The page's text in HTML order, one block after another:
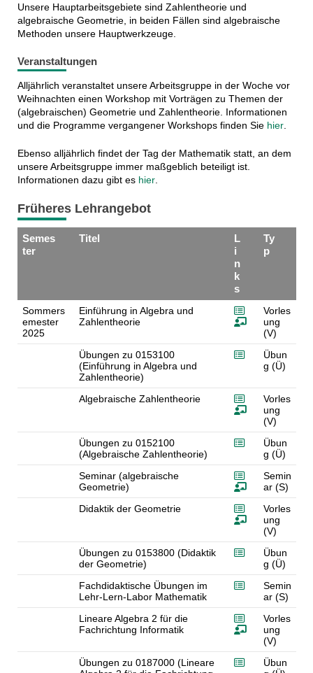
Unsere Hauptarbeitsgebiete sind Zahlentheorie und
algebraische Geometrie, in beiden Fällen sind algebraische
Methoden unsere Hauptwerkzeuge.
Veranstaltungen
Alljährlich veranstaltet unsere Arbeitsgruppe in der Woche vor
Weihnachten einen Workshop mit Vorträgen zu Themen der
(algebraischen) Geometrie und Zahlentheorie. Informationen
und die Programme vergangener Workshops finden Sie hier.
Ebenso alljährlich findet der Tag der Mathematik statt, an dem
unsere Arbeitsgruppe immer maßgeblich beteiligt ist.
Informationen dazu gibt es hier.
Früheres Lehrangebot
Semes
ter
Titel
L
i
n
k
s
Ty
p
Sommers
emester
2025
Einführung in Algebra und
Zahlentheorie
Vorles
ung
(V)
Übungen zu 0153100
(Einführung in Algebra und
Zahlentheorie)
Übun
g (Ü)
Algebraische Zahlentheorie
Vorles
ung
(V)
Übungen zu 0152100
(Algebraische Zahlentheorie)
Übun
g (Ü)
Seminar (algebraische
Geometrie)
Semin
ar (S)
Didaktik der Geometrie
Vorles
ung
(V)
Übungen zu 0153800 (Didaktik
der Geometrie)
Übun
g (Ü)
Fachdidaktische Übungen im
Lehr-Lern-Labor Mathematik
Semin
ar (S)
Lineare Algebra 2 für die
Fachrichtung Informatik
Vorles
ung
(V)
Übungen zu 0187000 (Lineare
Übun